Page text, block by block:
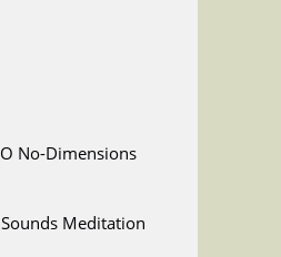
No-Dimensions
Meditation